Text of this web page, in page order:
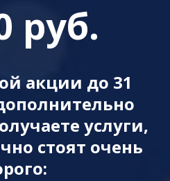
руб.
акции до 31
услуги,
стоят очень